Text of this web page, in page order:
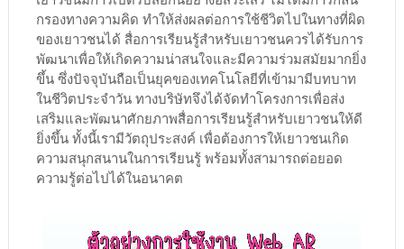
กรองทางความคิด ทำให้ส่งผลต่อการใช้ชีวิตไปในทางที่ผิด
ของเยาวชนได้ สื่อการเรียนรู้สำหรับเยาวชนควรได้รับการ
พัฒนาเพื่อให้เกิดความน่าสนใจและมีความร่วมสมัยมากยิ่ง
ขึ้น ซึ่งปัจจุบันถือเป็นยุคของเทคโนโลยีที่เข้ามามีบทบาท
ในชีวิตประจำวัน ทางบริษัทจึงได้จัดทำโครงการเพื่อส่ง
เสริมและพัฒนาศักยภาพสื่อการเรียนรู้สำหรับเยาวชนให้ดี
ยิ่งขึ้น ทั้งนี้เรามีวัตถุประสงค์ เพื่อต้องการให้เยาวชนเกิด
ความสนุกสนานในการเรียนรู้ พร้อมทั้งสามารถต่อยอด
ความรู้ต่อไปได้ในอนาคต